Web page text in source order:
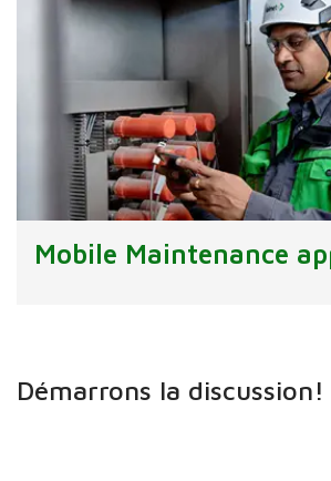
Mobile Maintenance
Démarrons la discussion!